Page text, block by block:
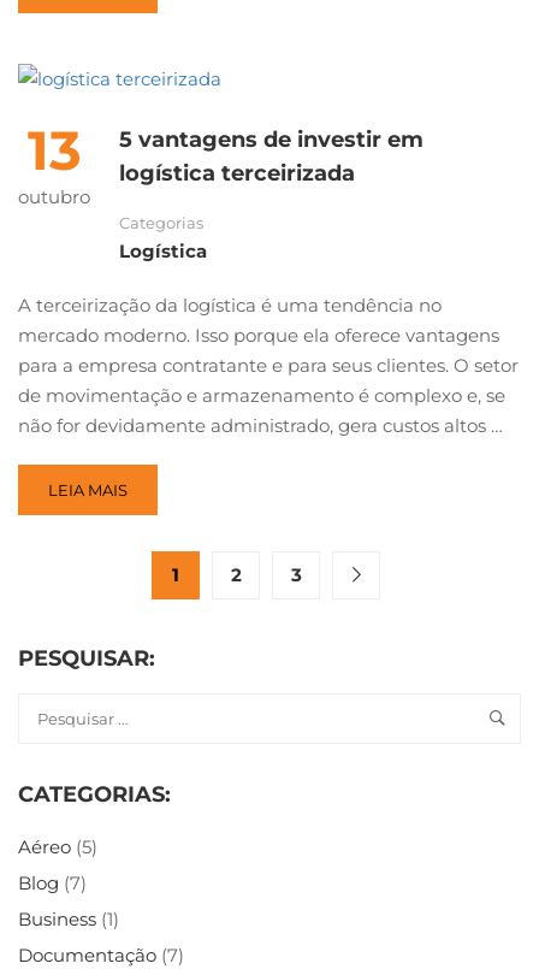
13
outubro
5 vantagens de investir em
logística terceirizada
Categorias
Logística
A terceirização da logística é uma tendência no
mercado moderno. Isso porque ela oferece vantagens
para a empresa contratante e para seus clientes. O setor
de movimentação e armazenamento é complexo e, se
não for devidamente administrado, gera custos altos …
LEIA MAIS
1 2 3
PESQUISAR:
CATEGORIAS:
Aéreo (5)
Blog (7)
Business (1)
Documentação (7)